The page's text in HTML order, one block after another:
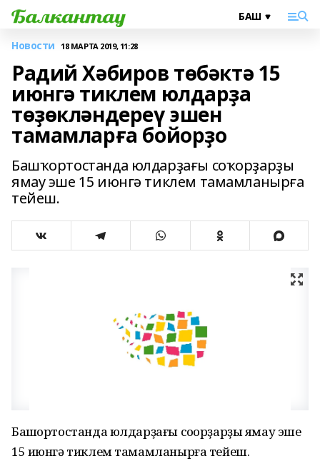
Новости 18 МАРТА 2019, 11:28
Радий Хәбиров төбәктә 15
июнгә тиклем юлдарҙа
төҙөкләндереү эшен
тамамларға бойорҙо
Башҡортостанда юлдарҙағы соҡорҙарҙы
ямау эше 15 июнгә тиклем тамамланырға
тейеш.
Башҡортостанда юлдарҙағы соҡорҙарҙы ямау эше
15 июнгә тиклем тамамланырға тейеш.